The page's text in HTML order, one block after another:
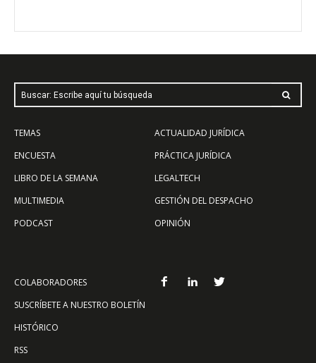
Buscar: Escribe aquí tu búsqueda
TEMAS
ENCUESTA
LIBRO DE LA SEMANA
MULTIMEDIA
PODCAST
ACTUALIDAD JURÍDICA
PRÁCTICA JURÍDICA
LEGALTECH
GESTIÓN DEL DESPACHO
OPINIÓN
COLABORADORES
SUSCRÍBETE A NUESTRO BOLETÍN
HISTÓRICO
RSS